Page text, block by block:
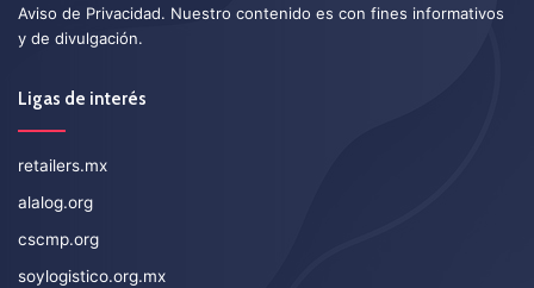
Aviso de Privacidad. Nuestro contenido es con fines informativos
y de divulgación.
Ligas de interés
retailers.mx
alalog.org
cscmp.org
soylogistico.org.mx